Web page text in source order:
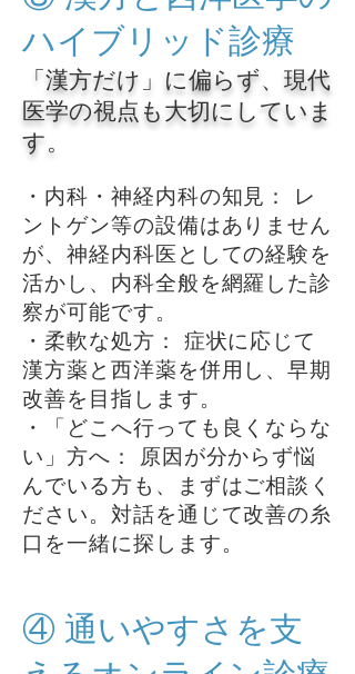
ハイブリッド診療
「漢方だけ」に偏らず、現代
医学の視点も大切にしていま
す。
・内科・神経内科の知見： レ
ントゲン等の設備はありません
が、神経内科医としての経験を
活かし、内科全般を網羅した診
察が可能です。
・柔軟な処方： 症状に応じて
漢方薬と西洋薬を併用し、早期
改善を目指します。
・「どこへ行っても良くならな
い」方へ： 原因が分からず悩
んでいる方も、まずはご相談く
ださい。対話を通じて改善の糸
口を一緒に探します。
④ 通いやすさを支